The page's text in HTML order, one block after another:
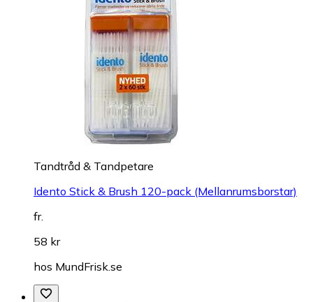
Tandtråd & Tandpetare
Idento Stick & Brush 120-pack (Mellanrumsborstar)
fr.
58 kr
hos MundFrisk.se